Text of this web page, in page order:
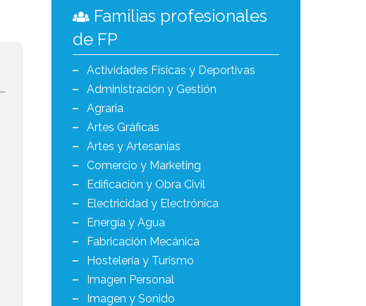
Familias profesionales
de FP
Actividades Físicas y Deportivas
Administración y Gestión
Agraria
Artes Gráficas
Artes y Artesanías
Comercio y Marketing
Edificación y Obra Civil
Electricidad y Electrónica
Energía y Agua
Fabricación Mecánica
Hostelería y Turismo
Imagen Personal
Imagen y Sonido